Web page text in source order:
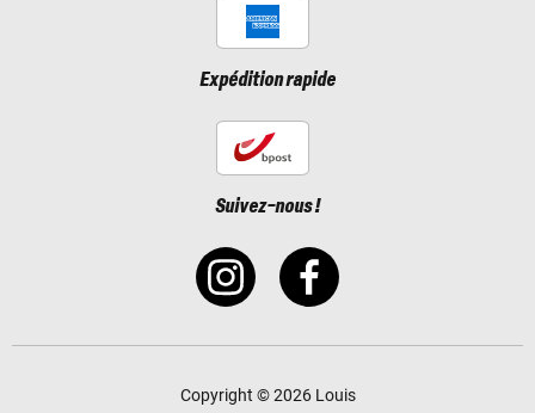
Expédition rapide
Suivez-nous !
Copyright © 2026 Louis